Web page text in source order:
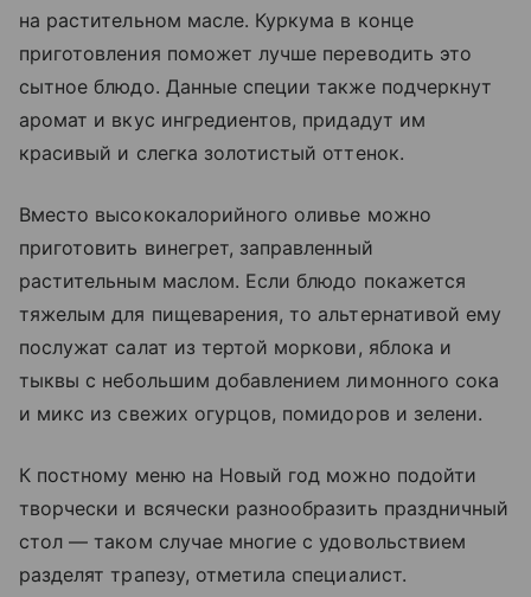
на растительном масле. Куркума в конце
приготовления поможет лучше переводить это
сытное блюдо. Данные специи также подчеркнут
аромат и вкус ингредиентов, придадут им
красивый и слегка золотистый оттенок.
Вместо высококалорийного оливье можно
приготовить винегрет, заправленный
растительным маслом. Если блюдо покажется
тяжелым для пищеварения, то альтернативой ему
послужат салат из тертой моркови, яблока и
тыквы с небольшим добавлением лимонного сока
и микс из свежих огурцов, помидоров и зелени.
К постному меню на Новый год можно подойти
творчески и всячески разнообразить праздничный
стол — таком случае многие с удовольствием
разделят трапезу, отметила специалист.